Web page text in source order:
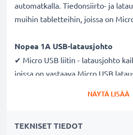
automatkalla. Tiedonsiirto- ja
muihin tabletteihin, joissa on
Nopea 1A USB-latausjohto
✔ Micro USB liitin - latausjohto
joissa on vastaava Micro USB
NÄYTÄ LISÄÄ
TEKNISET TIEDOT